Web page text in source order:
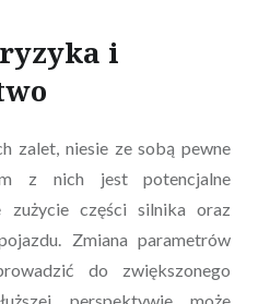
i
zalet, niesie ze sobą pewne
z nich jest potencjalne
zużycie części silnika oraz
Zmiana parametrów
do zwiększonego